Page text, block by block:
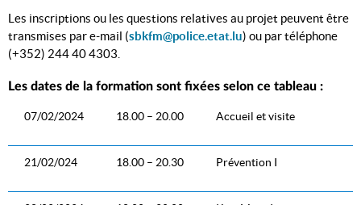
Les inscriptions ou les questions relatives au projet peuvent être
transmises par e-mail (sbkfm@police.etat.lu) ou par téléphone
(+352) 244 40 4303.
Les dates de la formation sont fixées selon ce tableau :
07/02/2024 18.00 – 20.00 Accueil et visite
21/02/024 18.00 – 20.30 Prévention I